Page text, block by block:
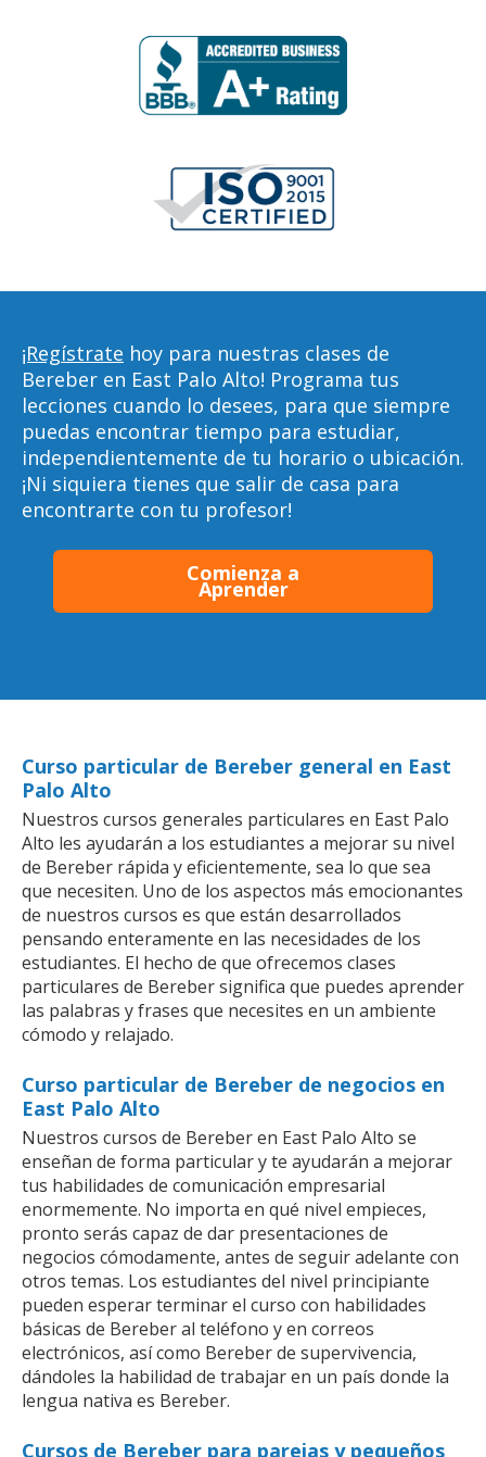
¡Regístrate hoy para nuestras clases de
Bereber en East Palo Alto! Programa tus
lecciones cuando lo desees, para que siempre
puedas encontrar tiempo para estudiar,
independientemente de tu horario o ubicación.
¡Ni siquiera tienes que salir de casa para
encontrarte con tu profesor!
Comienza a
Aprender
Curso particular de Bereber general en East
Palo Alto
Nuestros cursos generales particulares en East Palo
Alto les ayudarán a los estudiantes a mejorar su nivel
de Bereber rápida y eficientemente, sea lo que sea
que necesiten. Uno de los aspectos más emocionantes
de nuestros cursos es que están desarrollados
pensando enteramente en las necesidades de los
estudiantes. El hecho de que ofrecemos clases
particulares de Bereber significa que puedes aprender
las palabras y frases que necesites en un ambiente
cómodo y relajado.
Curso particular de Bereber de negocios en
East Palo Alto
Nuestros cursos de Bereber en East Palo Alto se
enseñan de forma particular y te ayudarán a mejorar
tus habilidades de comunicación empresarial
enormemente. No importa en qué nivel empieces,
pronto serás capaz de dar presentaciones de
negocios cómodamente, antes de seguir adelante con
otros temas. Los estudiantes del nivel principiante
pueden esperar terminar el curso con habilidades
básicas de Bereber al teléfono y en correos
electrónicos, así como Bereber de supervivencia,
dándoles la habilidad de trabajar en un país donde la
lengua nativa es Bereber.
Cursos de Bereber para parejas y pequeños